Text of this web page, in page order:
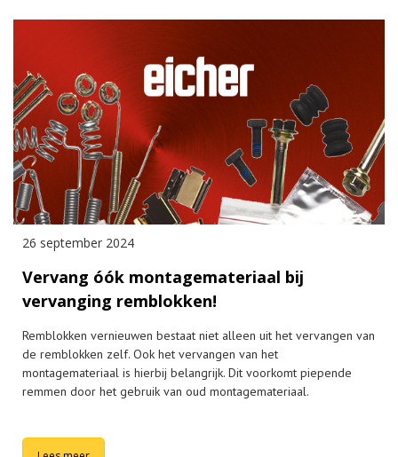
26 september 2024
Vervang óók montagemateriaal bij
vervanging remblokken!
Remblokken vernieuwen bestaat niet alleen uit het vervangen van
de remblokken zelf. Ook het vervangen van het
montagemateriaal is hierbij belangrijk. Dit voorkomt piepende
remmen door het gebruik van oud montagemateriaal.